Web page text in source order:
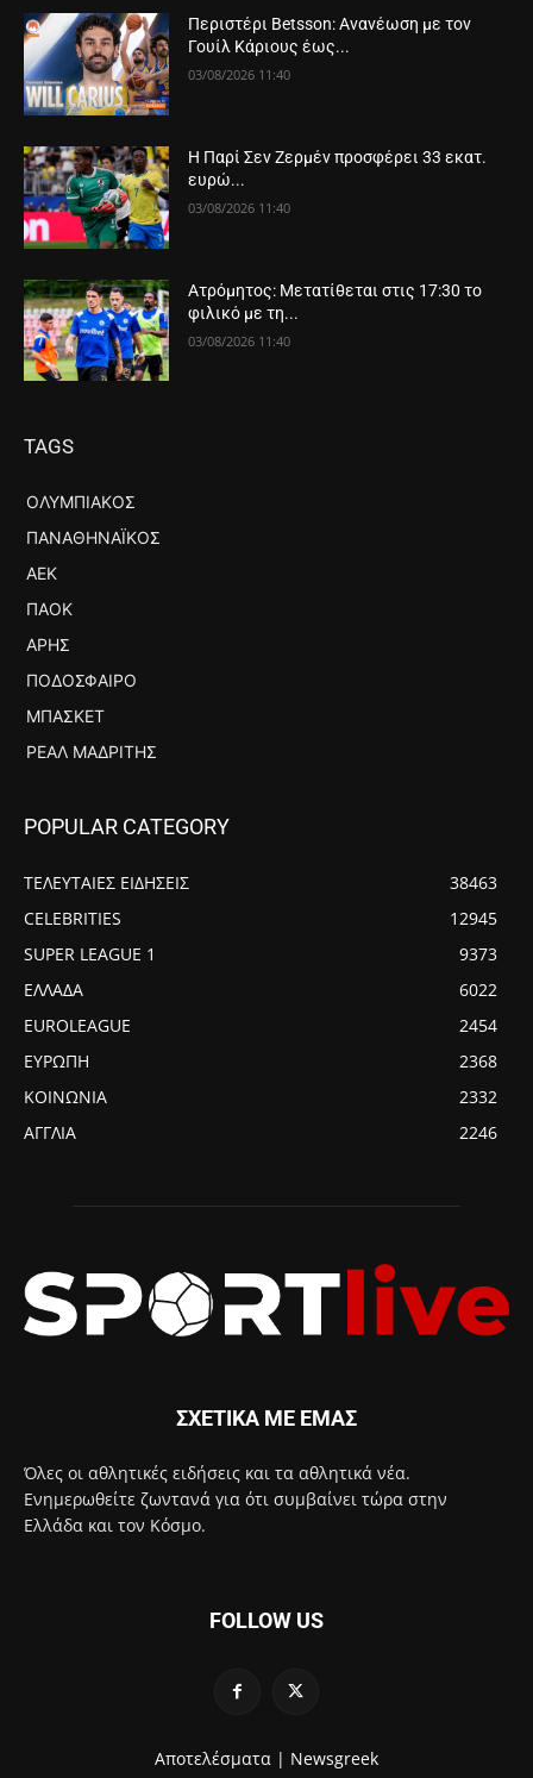
Περιστέρι Betsson: Ανανέωση με τον
Γουίλ Κάριους έως...
03/08/2026 11:40
Η Παρί Σεν Ζερμέν προσφέρει 33 εκατ.
ευρώ...
03/08/2026 11:40
Ατρόμητος: Μετατίθεται στις 17:30 το
φιλικό με τη...
03/08/2026 11:40
TAGS
ΟΛΥΜΠΙΑΚΌΣ
ΠΑΝΑΘΗΝΑΪΚΌΣ
ΑΕΚ
ΠΑΟΚ
ΆΡΗΣ
ΠΟΔΌΣΦΑΙΡΟ
ΜΠΆΣΚΕΤ
ΡΕΆΛ ΜΑΔΡΊΤΗΣ
POPULAR CATEGORY
ΤΕΛΕΥΤΑΙΕΣ ΕΙΔΗΣΕΙΣ
38463
CELEBRITIES
12945
SUPER LEAGUE 1
9373
ΕΛΛΑΔΑ
6022
EUROLEAGUE
2454
ΕΥΡΩΠΗ
2368
ΚΟΙΝΩΝΙΑ
2332
ΑΓΓΛΙΑ
2246
ΣΧΕΤΙΚΑ ΜΕ ΕΜΑΣ
Όλες οι αθλητικές ειδήσεις και τα αθλητικά νέα.
Ενημερωθείτε ζωντανά για ότι συμβαίνει τώρα στην
Ελλάδα και τον Κόσμο.
FOLLOW US
Αποτελέσματα | Newsgreek